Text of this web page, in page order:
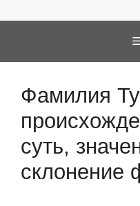
Фамилия
суть,
склонение